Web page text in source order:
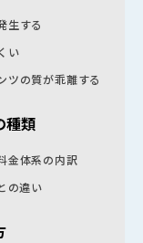
生する
い
ツの質が乖離する
種類
金体系の内訳
の違い